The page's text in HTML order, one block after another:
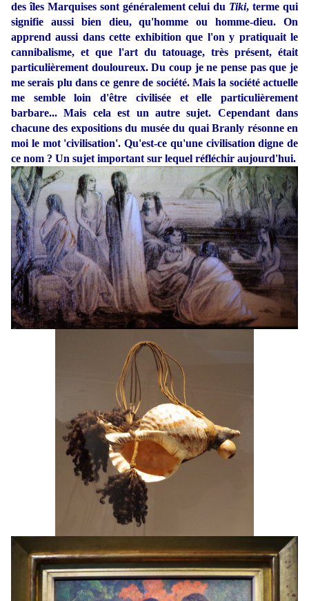
des îles Marquises sont généralement celui du Tiki, terme qui
signifie aussi bien dieu, qu'homme ou homme-dieu. On
apprend aussi dans cette exhibition que l'on y pratiquait le
cannibalisme, et que l'art du tatouage, très présent, était
particulièrement douloureux. Du coup je ne pense pas que je
me serais plu dans ce genre de société. Mais la société actuelle
me semble loin d'être civilisée et elle particulièrement
barbare... Mais cela est un autre sujet. Cependant dans
chacune des expositions du musée du quai Branly résonne en
moi le mot 'civilisation'. Qu'est-ce qu'une civilisation digne de
ce nom ? Un sujet important sur lequel réfléchir aujourd'hui.